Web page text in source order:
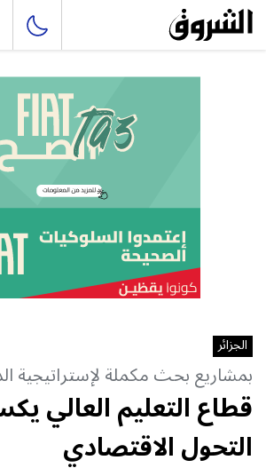
الجزائر
بمشاريع بحث مكملة لإستراتيجية
قطاع التعليم العالي
التحول الاقتصادي